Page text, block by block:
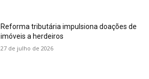
Reforma tributária impulsiona doações de
imóveis a herdeiros
27 de julho de 2026